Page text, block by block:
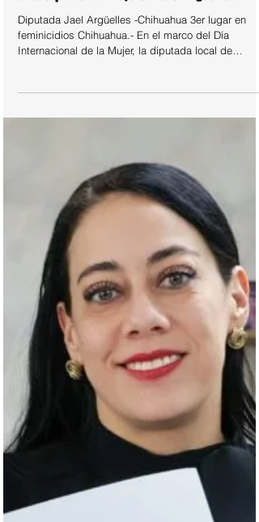
Aprendimos a respetar monumentos, pero no
el cuerpo de las mujeres: Jael Argüelles
Diputada Jael Argüelles -Chihuahua 3er lugar en
grandes mitos que ha difundido el patriarcado es
las principales redes de apoyo y cuidado en la
sociedad. “La mujer no es enemiga de otra mujer. Si
revisamos nuestras propias vidas, quienes